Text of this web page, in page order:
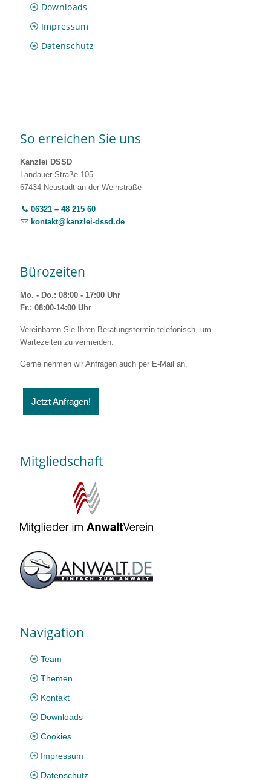
Downloads
Impressum
Datenschutz
So erreichen Sie uns
Kanzlei DSSD
Landauer Straße 105
67434 Neustadt an der Weinstraße
06321 – 48 215 60
kontakt@kanzlei-dssd.de
Bürozeiten
Mo. - Do.: 08:00 - 17:00 Uhr
Fr.: 08:00-14:00 Uhr
Vereinbaren Sie Ihren Beratungstermin telefonisch, um
Wartezeiten zu vermeiden.
Gerne nehmen wir Anfragen auch per E-Mail an.
Jetzt Anfragen!
Mitgliedschaft
Navigation
Team
Themen
Kontakt
Downloads
Cookies
Impressum
Datenschutz